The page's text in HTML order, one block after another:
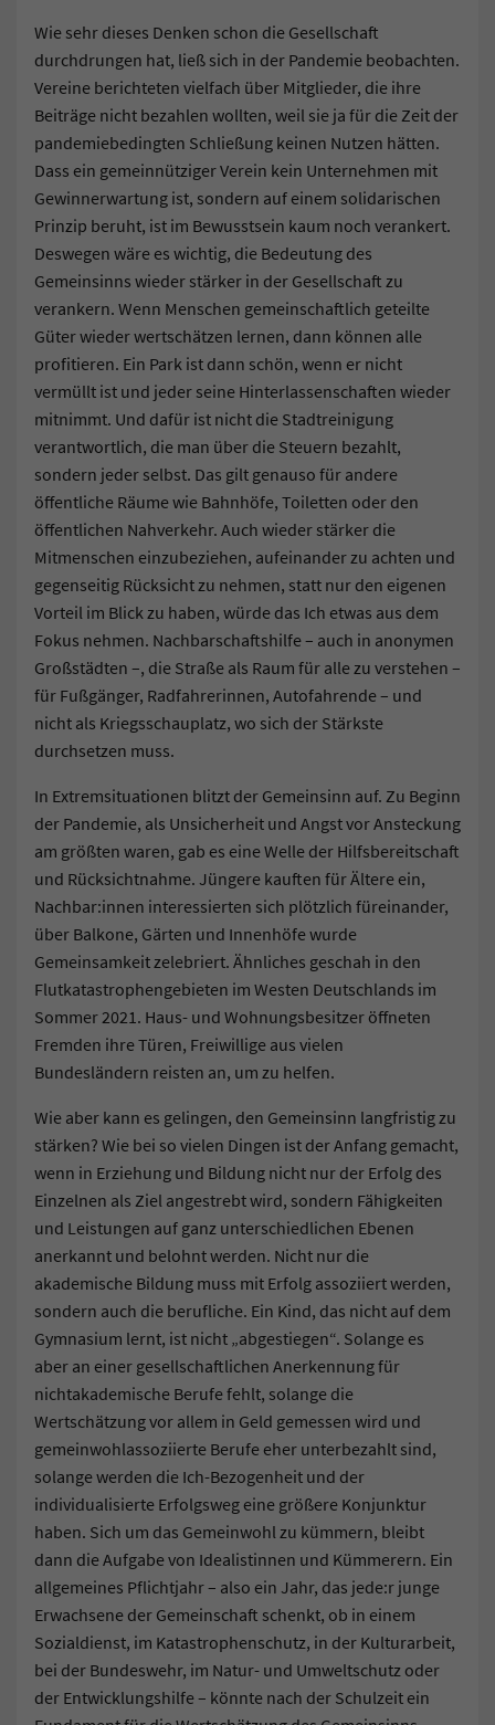
Wie sehr dieses Denken schon die Gesellschaft
durchdrungen hat, ließ sich in der Pandemie beobachten.
Vereine berichteten vielfach über Mitglieder, die ihre
Beiträge nicht bezahlen wollten, weil sie ja für die Zeit der
pandemiebedingten Schließung keinen Nutzen hätten.
Dass ein gemeinnütziger Verein kein Unternehmen mit
Gewinnerwartung ist, sondern auf einem solidarischen
Prinzip beruht, ist im Bewusstsein kaum noch verankert.
Deswegen wäre es wichtig, die Bedeutung des
Gemeinsinns wieder stärker in der Gesellschaft zu
verankern. Wenn Menschen gemeinschaftlich geteilte
Güter wieder wertschätzen lernen, dann können alle
profitieren. Ein Park ist dann schön, wenn er nicht
vermüllt ist und jeder seine Hinterlassenschaften wieder
mitnimmt. Und dafür ist nicht die Stadtreinigung
verantwortlich, die man über die Steuern bezahlt,
sondern jeder selbst. Das gilt genauso für andere
öffentliche Räume wie Bahnhöfe, Toiletten oder den
öffentlichen Nahverkehr. Auch wieder stärker die
Mitmenschen einzubeziehen, aufeinander zu achten und
gegenseitig Rücksicht zu nehmen, statt nur den eigenen
Vorteil im Blick zu haben, würde das Ich etwas aus dem
Fokus nehmen. Nachbarschaftshilfe – auch in anonymen
Großstädten –, die Straße als Raum für alle zu verstehen –
für Fußgänger, Radfahrerinnen, Autofahrende – und
nicht als Kriegsschauplatz, wo sich der Stärkste
durchsetzen muss.
In Extremsituationen blitzt der Gemeinsinn auf. Zu Beginn
der Pandemie, als Unsicherheit und Angst vor Ansteckung
am größten waren, gab es eine Welle der Hilfsbereitschaft
und Rücksichtnahme. Jüngere kauften für Ältere ein,
Nachbar:innen interessierten sich plötzlich füreinander,
über Balkone, Gärten und Innenhöfe wurde
Gemeinsamkeit zelebriert. Ähnliches geschah in den
Flutkatastrophengebieten im Westen Deutschlands im
Sommer 2021. Haus- und Wohnungsbesitzer öffneten
Fremden ihre Türen, Freiwillige aus vielen
Bundesländern reisten an, um zu helfen.
Wie aber kann es gelingen, den Gemeinsinn langfristig zu
stärken? Wie bei so vielen Dingen ist der Anfang gemacht,
wenn in Erziehung und Bildung nicht nur der Erfolg des
Einzelnen als Ziel angestrebt wird, sondern Fähigkeiten
und Leistungen auf ganz unterschiedlichen Ebenen
anerkannt und belohnt werden. Nicht nur die
akademische Bildung muss mit Erfolg assoziiert werden,
sondern auch die berufliche. Ein Kind, das nicht auf dem
Gymnasium lernt, ist nicht „abgestiegen“. Solange es
aber an einer gesellschaftlichen Anerkennung für
nichtakademische Berufe fehlt, solange die
Wertschätzung vor allem in Geld gemessen wird und
gemeinwohlassoziierte Berufe eher unterbezahlt sind,
solange werden die Ich-Bezogenheit und der
individualisierte Erfolgsweg eine größere Konjunktur
haben. Sich um das Gemeinwohl zu kümmern, bleibt
dann die Aufgabe von Idealistinnen und Kümmerern. Ein
allgemeines Pflichtjahr – also ein Jahr, das jede:r junge
Erwachsene der Gemeinschaft schenkt, ob in einem
Sozialdienst, im Katastrophenschutz, in der Kulturarbeit,
bei der Bundeswehr, im Natur- und Umweltschutz oder
der Entwicklungshilfe – könnte nach der Schulzeit ein